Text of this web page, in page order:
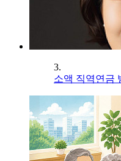
3.
소액 직역연금